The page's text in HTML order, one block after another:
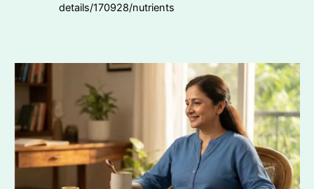
details/170928/nutrients